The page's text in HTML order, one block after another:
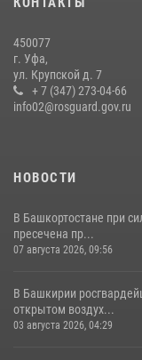
росгвардейцев и
16 июля 2026, 04:30
Росгвардейцы
выступили на
450077
г. Уфа,
ул. Крупской д. 7
+ 7 (347) 273-04-66
info02@rosguard.gov.ru
НОВОСТИ
В Башкортостане при
пресечена пр...
07 августа 2026, 09:56
В Башкирии
открытом воздух...
03 августа 2026, 04:29